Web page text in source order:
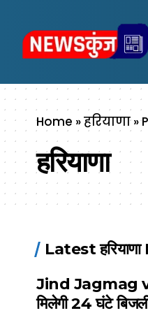
Home »हरियाणा»
हरियाणा
Latest
Jind Jagmag
मिलेगी 24 घंटे